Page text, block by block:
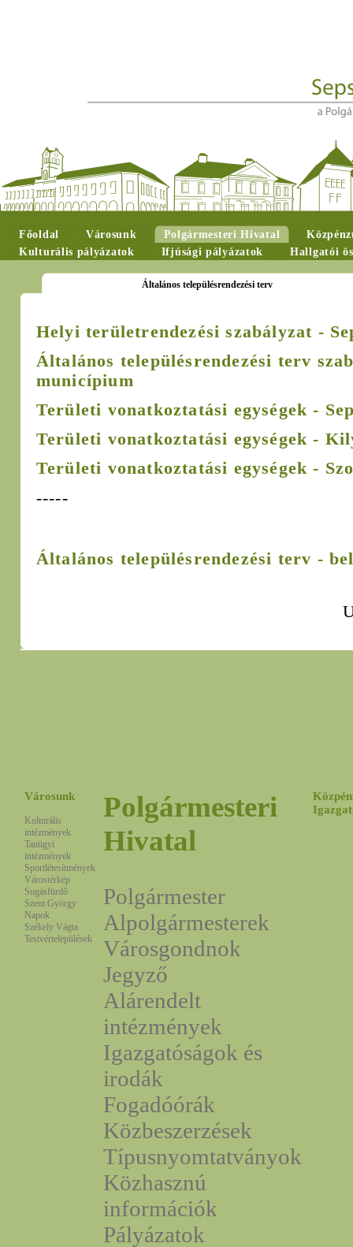
Főoldal Városunk Polgármesteri Hivatal
Kulturális pályázatok
Ifjúsági pályázatok Hallgatói
Általános településrendezési terv
Helyi területrendezési szabályzat -
Általános településrendezési terv
municípium
Területi vonatkoztatási egységek -
Területi vonatkoztatási egységek -
Területi vonatkoztatási egységek -
-----
Általános településrendezési terv -
Városunk
Kulturális
intézmények
Tanügyi
intézmények
Sportlétesítmények
Várostérkép
Sugásfürdő
Szent György
Napok
Székely Vágta
Testvértelepülések
Polgármesteri
Hivatal
Polgármester
Alpolgármesterek
Városgondnok
Jegyző
Alárendelt
intézmények
Igazgatóságok és
irodák
Fogadóórák
Közbeszerzések
Típusnyomtatványok
Közhasznú
információk
Pályázatok